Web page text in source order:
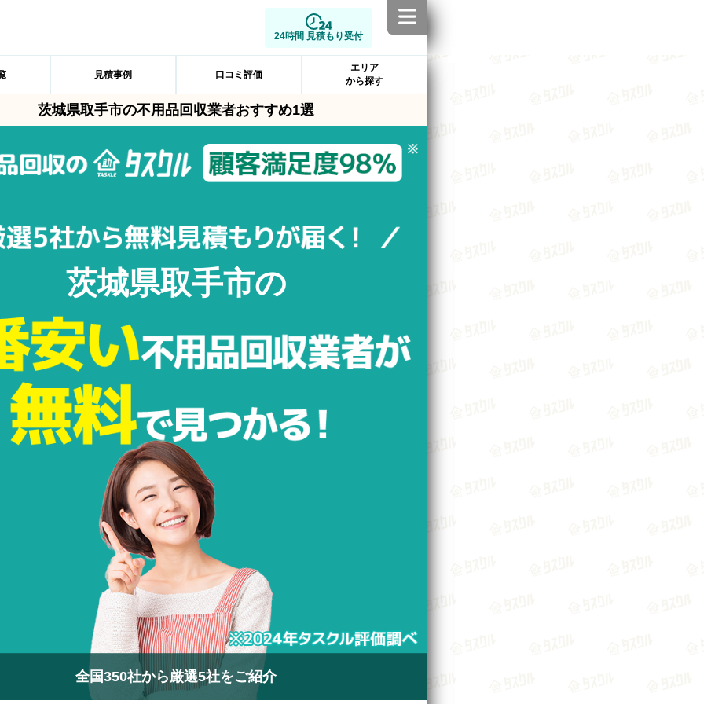
24時間 見積もり受付
見積事例 口コミ評価
エリア
から探す
茨城県取手市の不用品回収業者おすすめ1選
茨城県取手市の
全国350社から厳選5社をご紹介